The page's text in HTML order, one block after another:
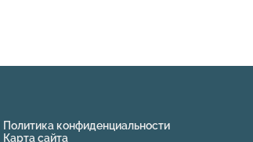
Политика конфиденциальности
Карта сайта